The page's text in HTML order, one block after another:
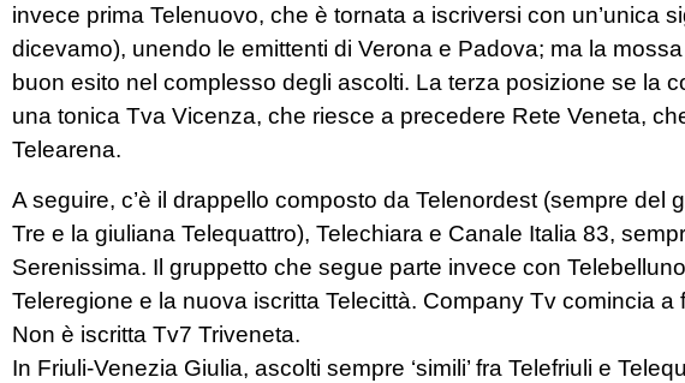
invece prima Telenuovo, che è tornata a iscriversi con un’unica
dicevamo), unendo le emittenti di Verona e Padova; ma la
buon esito nel complesso degli ascolti. La terza posizione se la
una tonica Tva Vicenza, che riesce a precedere Rete Veneta,
Telearena.
A seguire, c’è il drappello composto da Telenordest (sempre del
Tre e la giuliana Telequattro), Telechiara e Canale Italia 83,
Serenissima. Il gruppetto che segue parte invece con
Teleregione e la nuova iscritta Telecittà. Company Tv comincia
Non è iscritta Tv7 Triveneta.
In Friuli-Venezia Giulia, ascolti sempre ‘simili’ fra Telefriuli e